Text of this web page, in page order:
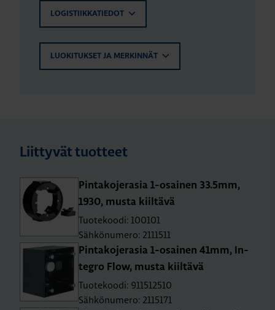
LOGISTIIKKATIEDOT
LUOKITUKSET JA MERKINNÄT
Liittyvät tuotteet
Pin­ta­ko­je­ra­sia 1-osai­nen 33.5mm,
1930, musta kiil­tä­vä
Tuotekoodi: 100101
Sähkönumero: 2111511
Pin­ta­ko­je­ra­sia 1-osai­nen 41mm, In­
tegro Flow, musta kiil­tä­vä
Tuotekoodi: 911512510
Sähkönumero: 2115171